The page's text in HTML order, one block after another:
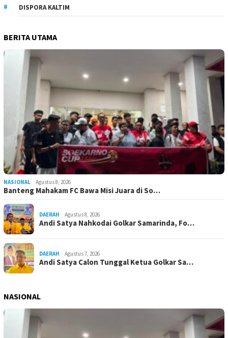
DISPORA KALTIM
BERITA UTAMA
NASIONAL Agustus 8, 2026
Banteng Mahakam FC Bawa Misi Juara di So…
DAERAH Agustus 8, 2026
Andi Satya Nahkodai Golkar Samarinda, Fo…
DAERAH Agustus 7, 2026
Andi Satya Calon Tunggal Ketua Golkar Sa…
NASIONAL